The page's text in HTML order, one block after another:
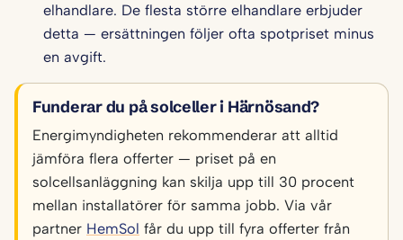
elhandlare. De flesta större elhandlare erbjuder
detta — ersättningen följer ofta spotpriset minus
en avgift.
Funderar du på solceller i Härnösand?
Energimyndigheten rekommenderar att alltid
jämföra flera offerter — priset på en
solcellsanläggning kan skilja upp till 30 procent
mellan installatörer för samma jobb. Via vår
partner HemSol får du upp till fyra offerter från